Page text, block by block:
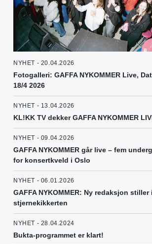
NYHET - 20.04.2026
Fotogalleri: GAFFA NYKOMMER Live,
18/4 2026
NYHET - 13.04.2026
KL!KK TV dekker GAFFA NYKOMMER
NYHET - 09.04.2026
GAFFA NYKOMMER går live – fem
for konsertkveld i Oslo
NYHET - 06.01.2026
GAFFA NYKOMMER: Ny redaksjon stiller
stjernekikkerten
NYHET - 28.04.2024
Bukta-programmet er klart!